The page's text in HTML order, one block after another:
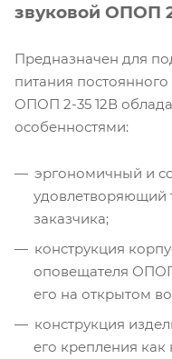
звуковой ОПОП
Предназначен для
питания
ОПОП 2-35 12В
особенностями:
эргономичный и
удовлетворяющий
заказчика;
конструкция
оповещателя ОПОП
его на открытом
конструкция
его крепления как